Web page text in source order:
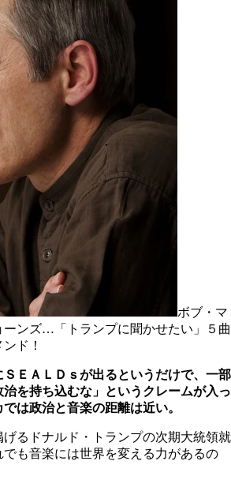
ボブ・マ
ーンズ…「トランプに聞かせたい」５曲
ド！
ＳＥＡＬＤｓが出るというだけで、一部
を持ち込むな」というクレームが入っ
は政治と音楽の距離は近い。
げるドナルド・トランプの次期大統領就
も音楽には世界を変える力があるの